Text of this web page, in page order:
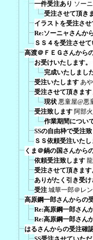
一件受注あり ソー
受注させて頂き
イラストを受注させ
Re:ソーニャさんか
ＳＳ４を受注させ
高渡＠ＦＥＧさんから
お受けいたします。
完成いたしました
受注いたします あ
受注させて頂きます
現状 悪童屋@悪
受注致します 阿部
作業期間につい
SSの自由枠で受注致
ＳＳ依頼受注いた
くま＠鍋の国さんから
依頼受注致します
受注させて頂きます
ありがたく引き受
受注 城華一郎＠レ
高原鋼一郎さんからの
Re:高原鋼一郎さん
Re:高原鋼一郎さん
はるさんからの受注確